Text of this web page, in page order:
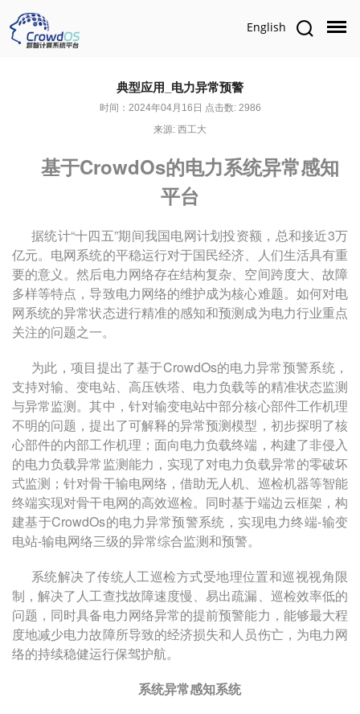
English
典型应用_电力异常预警
时间：2024年04月16日 点击数: 2986
来源: 西工大
基于CrowdOs的电力系统异常感知
平台
据统计“十四五”期间我国电网计划投资额，总和接近3万
亿元。电网系统的平稳运行对于国民经济、人们生活具有重
要的意义。然后电力网络存在结构复杂、空间跨度大、故障
多样等特点，导致电力网络的维护成为核心难题。如何对电
网系统的异常状态进行精准的感知和预测成为电力行业重点
关注的问题之一。
为此，项目提出了基于CrowdOs的电力异常预警系统，
支持对输、变电站、高压铁塔、电力负载等的精准状态监测
与异常监测。其中，针对输变电站中部分核心部件工作机理
不明的问题，提出了可解释的异常预测模型，初步探明了核
心部件的内部工作机理；面向电力负载终端，构建了非侵入
的电力负载异常监测能力，实现了对电力负载异常的零破坏
式监测；针对骨干输电网络，借助无人机、巡检机器等智能
终端实现对骨干电网的高效巡检。同时基于端边云框架，构
建基于CrowdOs的电力异常预警系统，实现电力终端-输变
电站-输电网络三级的异常综合监测和预警。
系统解决了传统人工巡检方式受地理位置和巡视视角限
制，解决了人工查找故障速度慢、易出疏漏、巡检效率低的
问题，同时具备电力网络异常的提前预警能力，能够最大程
度地减少电力故障所导致的经济损失和人员伤亡，为电力网
络的持续稳健运行保驾护航。
系统异常感知系统